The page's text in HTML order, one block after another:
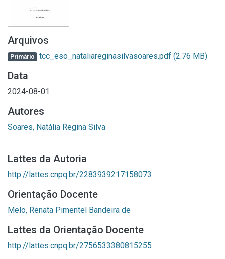
Arquivos
Primário tcc_eso_nataliareginasilvasoares.pdf (2.76 MB)
Data
2024-08-01
Autores
Soares, Natália Regina Silva
Lattes da Autoria
http://lattes.cnpq.br/2283939217158073
Orientação Docente
Melo, Renata Pimentel Bandeira de
Lattes da Orientação Docente
http://lattes.cnpq.br/2756533380815255